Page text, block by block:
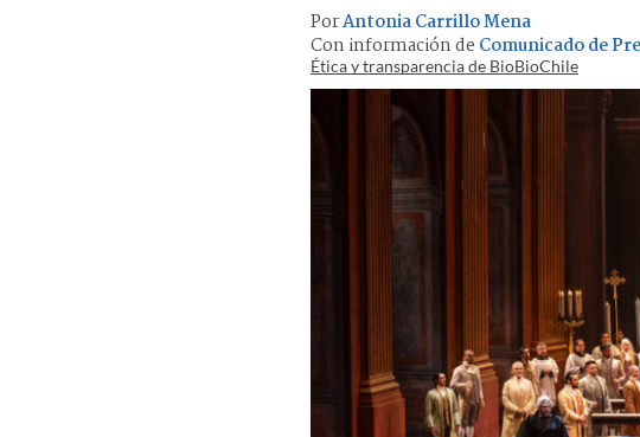
PorAntonia Carrillo Mena
Con información de Comunicado de
Ética y transparencia de BioBioChile